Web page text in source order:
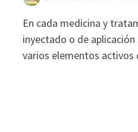
En cada medicina y
inyectado o de
varios elementos